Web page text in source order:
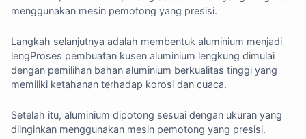
menggunakan mesin pemotong yang presisi.
Langkah selanjutnya adalah membentuk aluminium menjadi
lengProses pembuatan kusen aluminium lengkung dimulai
dengan pemilihan bahan aluminium berkualitas tinggi yang
memiliki ketahanan terhadap korosi dan cuaca.
Setelah itu, aluminium dipotong sesuai dengan ukuran yang
diinginkan menggunakan mesin pemotong yang presisi.